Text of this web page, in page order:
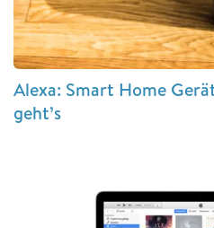
Alexa: Smart Home
geht’s